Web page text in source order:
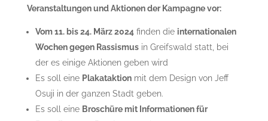
Veranstaltungen und Aktionen der Kampagne vor:
Vom 11. bis 24. März 2024finden die internationalen
Wochen gegen Rassismusin Greifswald statt, bei
der es einige Aktionen geben wird
Es soll eine Plakataktionmit dem Design von Jeff
Osuji in der ganzen Stadt geben.
Es soll eine Broschüre mit Informationen für